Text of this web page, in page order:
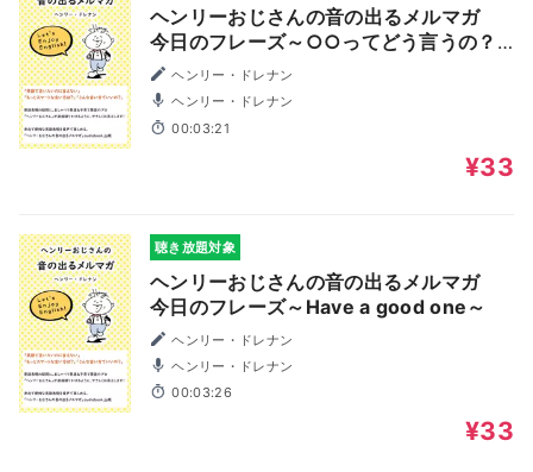
ヘンリーおじさんの音の出るメルマガ
今日のフレーズ～○○ってどう言うの？
～ ヘンリー・ドレナン
ヘンリー・ドレナン
00:03:21
¥33
聴き放題対象
ヘンリーおじさんの音の出るメルマガ
今日のフレーズ～Have a good one～
ヘンリー・ドレナン
ヘンリー・ドレナン
00:03:26
¥33